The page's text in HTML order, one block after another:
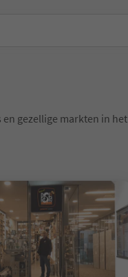
gezellige markten in het